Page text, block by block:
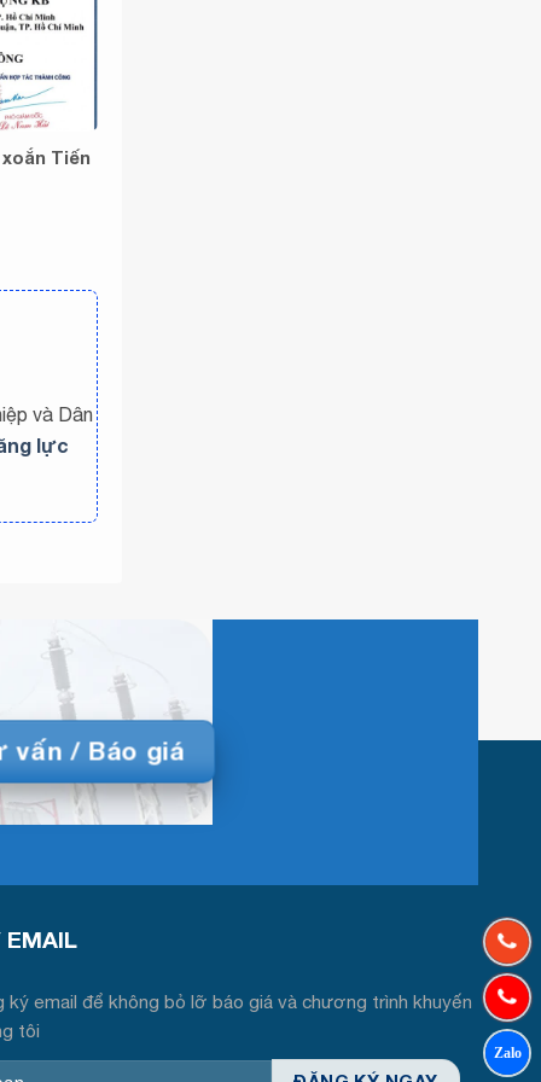
Tiến
và Dân
lực
vấn / Báo giá
ký email để không bỏ lỡ báo giá và chương trình khuyến
tôi